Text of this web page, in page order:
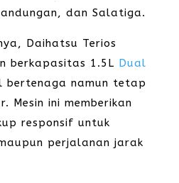
dan Salatiga.
Daihatsu Terios
berkapasitas 1.5L Dual
bertenaga namun tetap
Mesin ini memberikan
responsif untuk
perjalanan jarak